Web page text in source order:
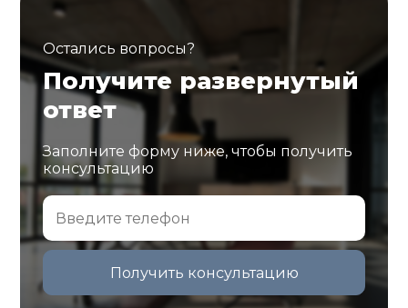
Остались вопросы?
Получите развернутый
ответ
Заполните форму ниже, чтобы получить
консультацию